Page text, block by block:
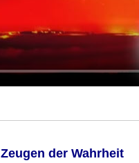
Zeugen der Wahrheit